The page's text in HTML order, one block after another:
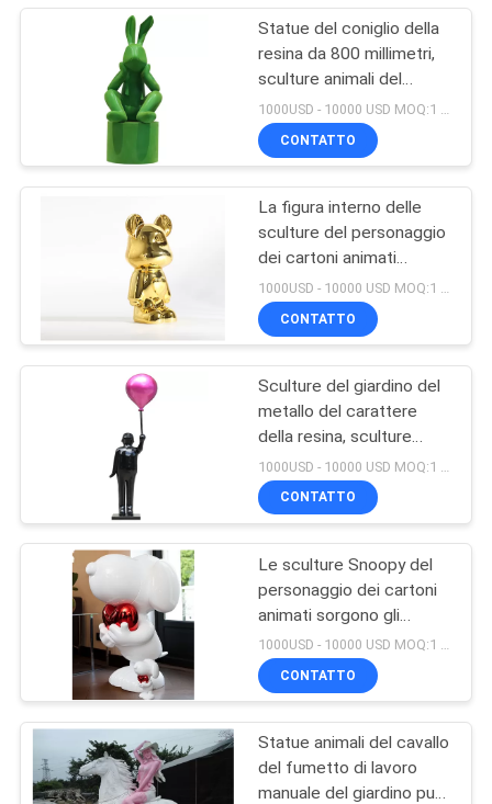
PRIVACY
Scultura della
fontana del metallo
Grande scultura
all'aperto del
metallo
20
Pendente della
decorazione della
parete
12
Sculture del
personaggio dei
Statue del coniglio della
resina da 800 millimetri,
sculture animali del
giardino del ODM
dell'OEM
CONTATTO
La figura interno delle
sculture del personaggio
dei cartoni animati
personalizza i regali
squisiti delle piccole
statue bronzee
CONTATTO
Sculture del giardino del
metallo del carattere
della resina, sculture
astratte della gente di
lavoro manuale puro
CONTATTO
Le sculture Snoopy del
personaggio dei cartoni
animati sorgono gli
ornamenti spazzolati
delle statue del giardino
del cane
1000USD - 10000 USD MOQ:1 pezzo
CONTATTO
Statue animali del cavallo
del fumetto di lavoro
manuale del giardino puro